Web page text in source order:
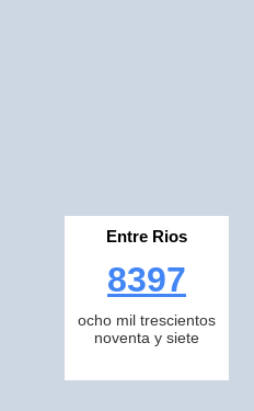
Entre Rios
8397
ocho mil trescientos
noventa y siete